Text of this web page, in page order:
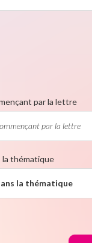
par la lettre
la thématique
la thématique